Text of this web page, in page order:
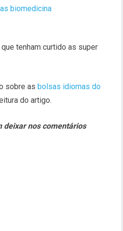
tenham curtido as super
sobre asbolsas idiomas do
do artigo.
deixar nos comentários